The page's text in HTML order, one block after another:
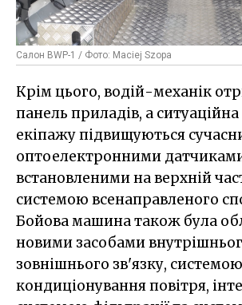
Салон BWP-1 / Фото: Maciej Szopa
Крім цього, водій-механік
панель приладів, а ситуаційна
екіпажу підвищуються
оптоелектронними
встановленими на верхній
системою всенаправленого
Бойова машина також була
новими засобами
зовнішнього зв'язку,
кондиціонування повітря,